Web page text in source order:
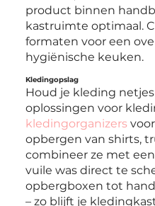
product binnen
kastruimte optimaal.
formaten voor een
hygiënische keuken.
Kledingopslag
Houd je kleding
oplossingen voor
kledingorganizers
opbergen van shirts,
combineer ze met
vuile was direct te
opbergboxen tot
– zo blijft je